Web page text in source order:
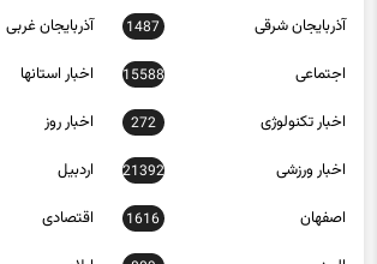
اجتماعی 15588 اخبار استانها
اخبار تکنولوژی 272 اخبار روز
اخبار ورزشی 21392 اردبیل
اصفهان 1616 اقتصادی
البرز 809 ایلام